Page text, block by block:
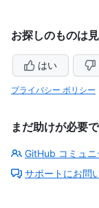
お探しのものは
はい
プライバシー ポリシー
まだ助けが必要
GitHub コミュ
サポートにお問